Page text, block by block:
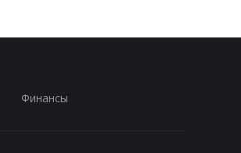
Финансы